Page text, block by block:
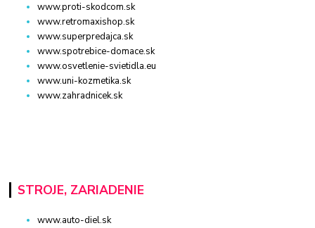
www.proti-skodcom.sk
www.retromaxishop.sk
www.superpredajca.sk
www.spotrebice-domace.sk
www.osvetlenie-svietidla.eu
www.uni-kozmetika.sk
www.zahradnicek.sk
STROJE, ZARIADENIE
www.auto-diel.sk